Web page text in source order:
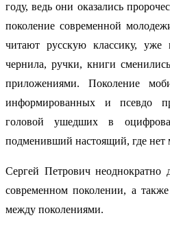
году, ведь они оказались
поколение современной
читают русскую классику, уже
чернила, ручки, книги
приложениями. Поколение
информированных и псевдо
головой ушедших в
подменивший настоящий, где нет
Сергей Петрович
современном поколении, а
между поколениями.